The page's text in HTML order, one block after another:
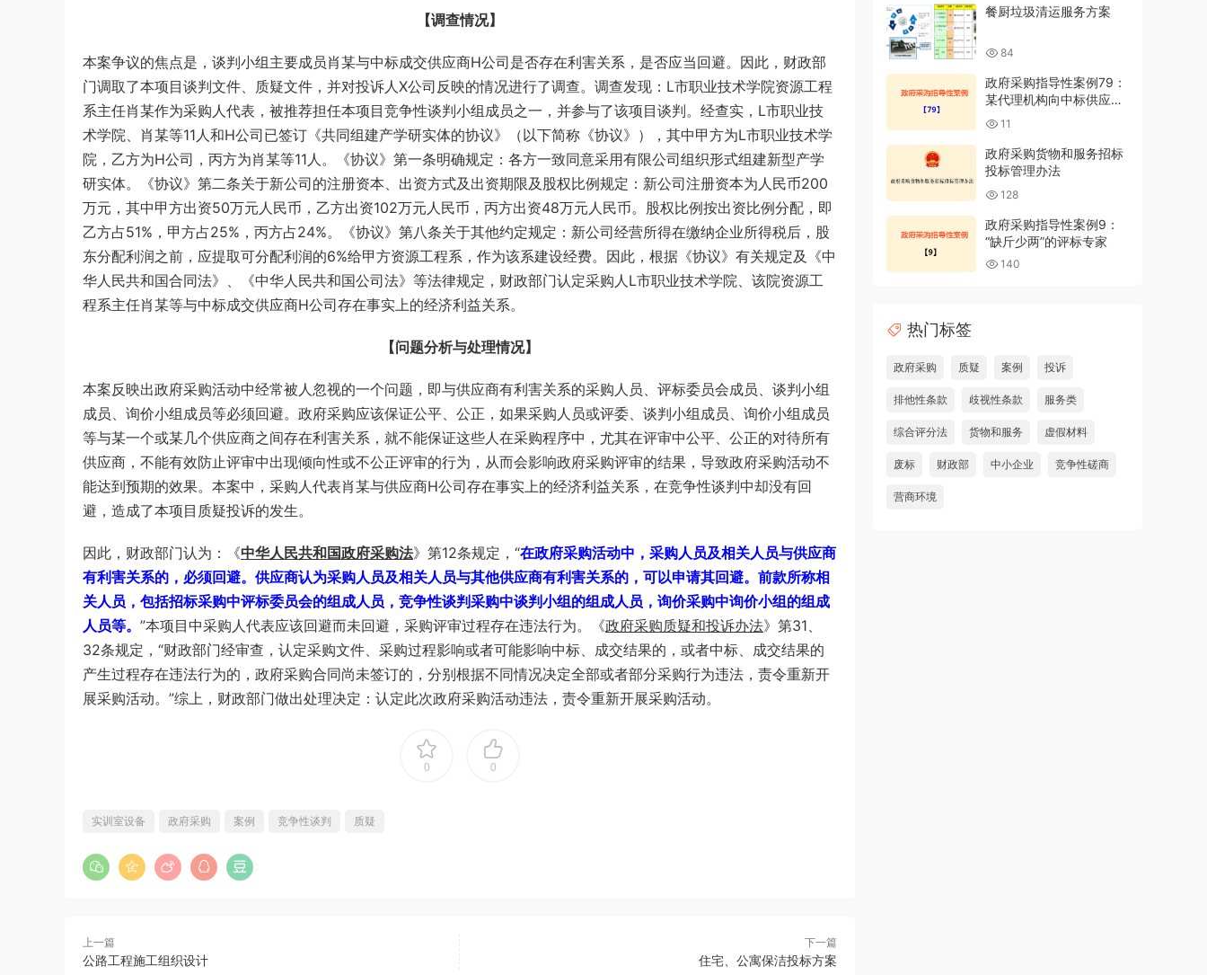
【调查情况】
本案争议的焦点是，谈判小组主要成员肖某与中标成交供应商H公司是否存在利害关系，是否应当回避。因此，财政部
门调取了本项目谈判文件、质疑文件，并对投诉人X公司反映的情况进行了调查。调查发现：L市职业技术学院资源工程
系主任肖某作为采购人代表，被推荐担任本项目竞争性谈判小组成员之一，并参与了该项目谈判。经查实，L市职业技
术学院、肖某等11人和H公司已签订《共同组建产学研实体的协议》（以下简称《协议》），其中甲方为L市职业技术学
院，乙方为H公司，丙方为肖某等11人。《协议》第一条明确规定：各方一致同意采用有限公司组织形式组建新型产学
研实体。《协议》第二条关于新公司的注册资本、出资方式及出资期限及股权比例规定：新公司注册资本为人民币200
万元，其中甲方出资50万元人民币，乙方出资102万元人民币，丙方出资48万元人民币。股权比例按出资比例分配，即
乙方占51%，甲方占25%，丙方占24%。《协议》第八条关于其他约定规定：新公司经营所得在缴纳企业所得税后，股
东分配利润之前，应提取可分配利润的6%给甲方资源工程系，作为该系建设经费。因此，根据《协议》有关规定及《中
华人民共和国合同法》、《中华人民共和国公司法》等法律规定，财政部门认定采购人L市职业技术学院、该院资源工
程系主任肖某等与中标成交供应商H公司存在事实上的经济利益关系。
【问题分析与处理情况】
本案反映出政府采购活动中经常被人忽视的一个问题，即与供应商有利害关系的采购人员、评标委员会成员、谈判小组
成员、询价小组成员等必须回避。政府采购应该保证公平、公正，如果采购人员或评委、谈判小组成员、询价小组成员
等与某一个或某几个供应商之间存在利害关系，就不能保证这些人在采购程序中，尤其在评审中公平、公正的对待所有
供应商，不能有效防止评审中出现倾向性或不公正评审的行为，从而会影响政府采购评审的结果，导致政府采购活动不
能达到预期的效果。本案中，采购人代表肖某与供应商H公司存在事实上的经济利益关系，在竞争性谈判中却没有回
避，造成了本项目质疑投诉的发生。
因此，财政部门认为：《中华人民共和国政府采购法》第12条规定，“在政府采购活动中，采购人员及相关人员与供应商
有利害关系的，必须回避。供应商认为采购人员及相关人员与其他供应商有利害关系的，可以申请其回避。前款所称相
关人员，包括招标采购中评标委员会的组成人员，竞争性谈判采购中谈判小组的组成人员，询价采购中询价小组的组成
人员等。 ”本项目中采购人代表应该回避而未回避，采购评审过程存在违法行为。《政府采购质疑和投诉办法》第31、
32条规定，“财政部门经审查，认定采购文件、采购过程影响或者可能影响中标、成交结果的，或者中标、成交结果的
产生过程存在违法行为的，政府采购合同尚未签订的，分别根据不同情况决定全部或者部分采购行为违法，责令重新开
展采购活动。”综上，财政部门做出处理决定：认定此次政府采购活动违法，责令重新开展采购活动。
0 0
实训室设备 政府采购 案例 竞争性谈判 质疑
上一篇
公路工程施工组织设计
下一篇
住宅、公寓保洁投标方案
餐厨垃圾清运服务方案
84
政府采购指导性案例79：
某代理机构向中标供应商
转嫁专家劳务费
11
政府采购货物和服务招标
投标管理办法
128
政府采购指导性案例9：
“缺斤少两”的评标专家
140
热门标签
政府采购 质疑 案例 投诉
排他性条款 歧视性条款 服务类
综合评分法 货物和服务 虚假材料
废标 财政部 中小企业 竞争性磋商
营商环境